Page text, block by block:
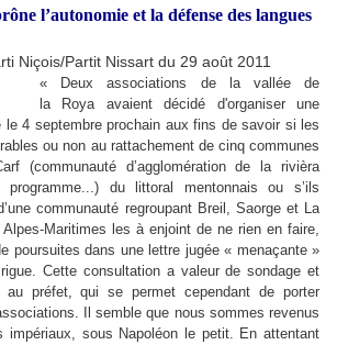
l’autonomie et la défense des langues
Niçois/Partit Nissart du 29 août 2011
« Deux associations de la vallée de
la Roya avaient décidé d'organiser une
le 4 septembre prochain aux fins de savoir si les
ou non au rattachement de cinq communes
(communauté d’agglomération de la rivièra
du littoral mentonnais ou s’ils
communauté regroupant Breil, Saorge et La
Maritimes les à enjoint de ne rien en faire,
poursuites dans une lettre jugée « menaçante »
Cette consultation a valeur de sondage et
au préfet, qui se permet cependant de porter
Il semble que nous sommes revenus
impériaux, sous Napoléon le petit. En attentant